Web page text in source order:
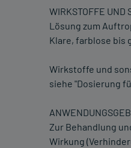
WIRKSTOFFE UND
Lösung zum
Klare, farblose bis
Wirkstoffe und
siehe "Dosierung
Zur Behandlung
Wirkung